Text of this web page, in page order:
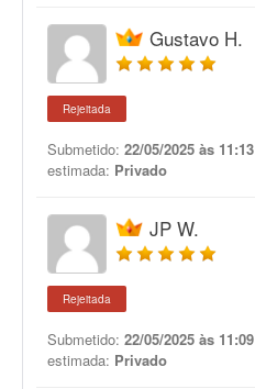
Gustavo H.
Rejeitada
Submetido: 22/05/2025 às 11:13
estimada: Privado
JP W.
Rejeitada
Submetido: 22/05/2025 às 11:09
estimada: Privado